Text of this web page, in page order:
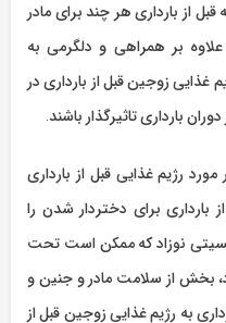
قبل از بارداری هر چند برای مادر
بر همراهی و دلگرمی به
غذایی زوجین قبل از بارداری در
بارداری تاثیرگذار باشند.
رژیم غذایی قبل از بارداری
بارداری برای دختردار شدن را
نوزاد که ممکن است تحت
بخش از سلامت مادر و جنین و
به رژیم غذایی زوجین قبل از